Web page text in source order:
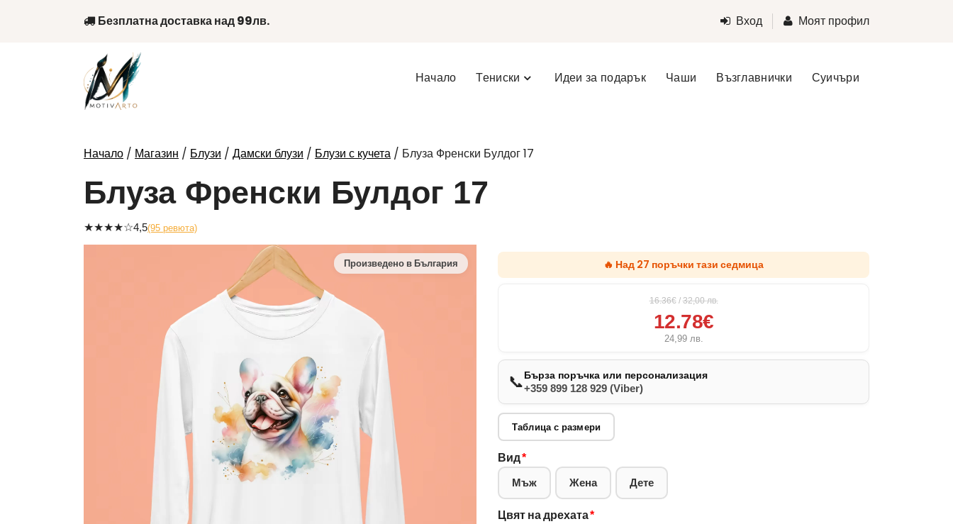
Безплатна доставка над 99лв. Вход Моят профил
Начало Тениски Идеи за подарък Чаши Възглавнички Суичъри
Начало / Магазин / Блузи / Дамски блузи / Блузи с кучета / Блуза Френски Булдог 17
Блуза Френски Булдог 17
★★★★☆4,5(95 ревюта)
🔥 Над 27 поръчки тази седмица
16.36€ / 32,00лв.
12.78€
24,99 лв.
📞Бърза поръчка или персонализация
+359 899 128 929 (Viber)
Таблица с размери
Вид*
Мъж Жена Дете
Цвят на дрехата*